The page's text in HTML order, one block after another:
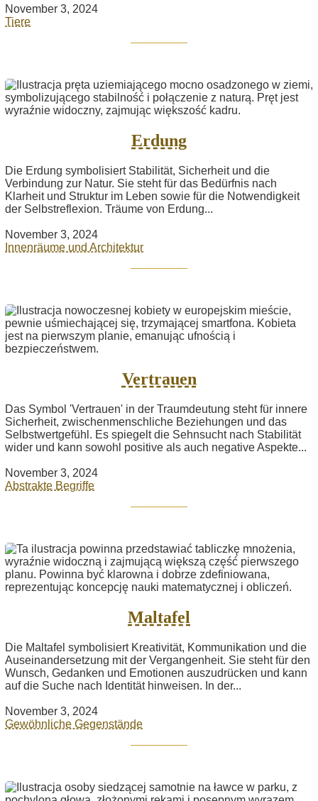
November 3, 2024
Tiere
Erdung
Die Erdung symbolisiert Stabilität, Sicherheit und die
Verbindung zur Natur. Sie steht für das Bedürfnis nach
Klarheit und Struktur im Leben sowie für die Notwendigkeit
der Selbstreflexion. Träume von Erdung...
November 3, 2024
Innenräume und Architektur
Vertrauen
Das Symbol 'Vertrauen' in der Traumdeutung steht für innere
Sicherheit, zwischenmenschliche Beziehungen und das
Selbstwertgefühl. Es spiegelt die Sehnsucht nach Stabilität
wider und kann sowohl positive als auch negative Aspekte...
November 3, 2024
Abstrakte Begriffe
Maltafel
Die Maltafel symbolisiert Kreativität, Kommunikation und die
Auseinandersetzung mit der Vergangenheit. Sie steht für den
Wunsch, Gedanken und Emotionen auszudrücken und kann
auf die Suche nach Identität hinweisen. In der...
November 3, 2024
Gewöhnliche Gegenstände